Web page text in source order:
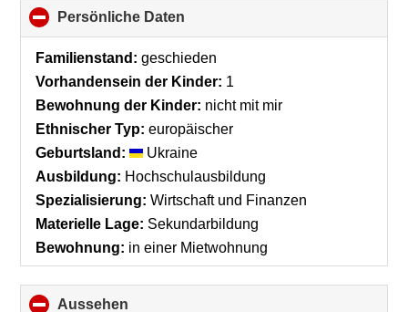
Persönliche Daten
to
collapse
Familienstand: geschieden
Vorhandensein der Kinder: 1
Bewohnung der Kinder: nicht mit mir
Ethnischer Typ: europäischer
Geburtsland:
Ukraine
Ausbildung: Hochschulausbildung
Spezialisierung: Wirtschaft und Finanzen
Materielle Lage: Sekundarbildung
Bewohnung: in einer Mietwohnung
Aussehen